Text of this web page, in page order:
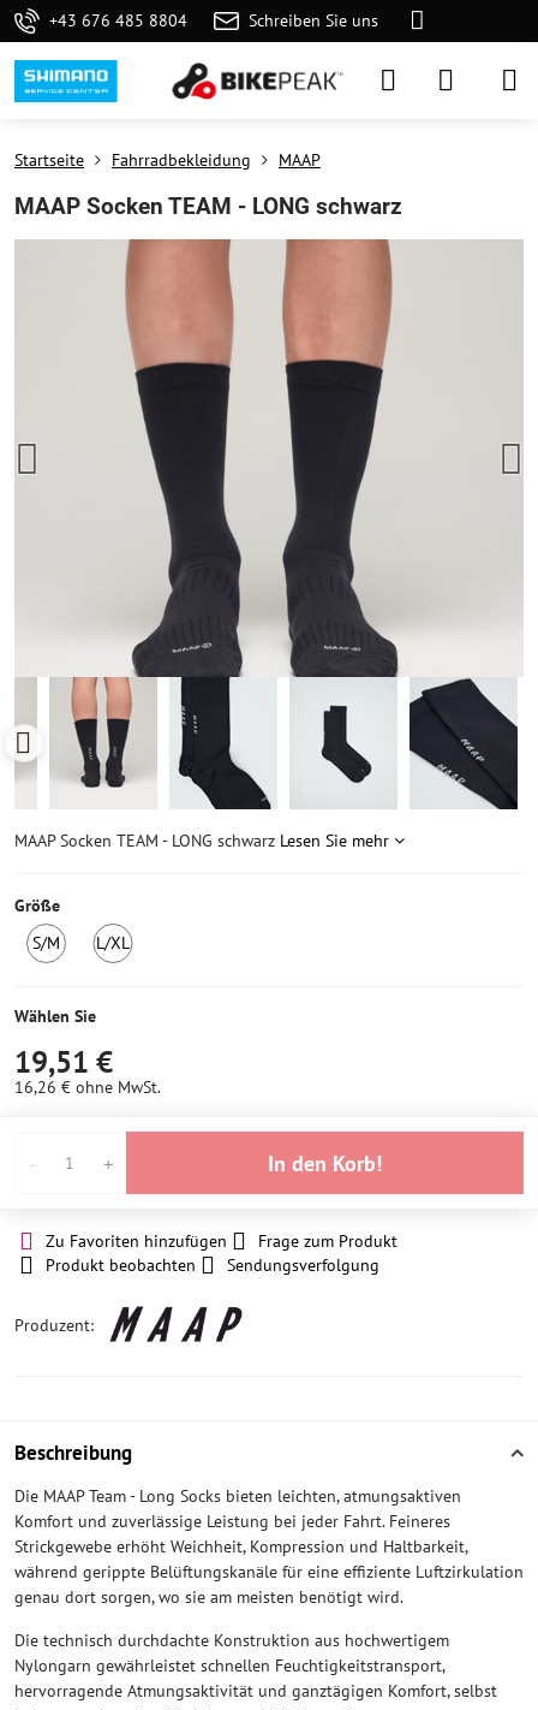
+43 676 485 8804 Schreiben Sie uns
Startseite Fahrradbekleidung MAAP
MAAP Socken TEAM - LONG schwarz
MAAP Socken TEAM - LONG schwarz Lesen Sie mehr
Größe
S/M
auf
L/XL
Wählen Sie
19,51 €
16,26 € ohne MwSt.
In den Korb!
Zu Favoriten hinzufügen
Frage zum Produkt
Produkt beobachten
Sendungsverfolgung
Produzent:
Beschreibung
Die MAAP Team - Long Socks bieten leichten, atmungsaktiven
Komfort und zuverlässige Leistung bei jeder Fahrt. Feineres
Strickgewebe erhöht Weichheit, Kompression und Haltbarkeit,
während gerippte Belüftungskanäle für eine effiziente Luftzirkulation
genau dort sorgen, wo sie am meisten benötigt wird.
Die technisch durchdachte Konstruktion aus hochwertigem
Nylongarn gewährleistet schnellen Feuchtigkeitstransport,
hervorragende Atmungsaktivität und ganztägigen Komfort, selbst